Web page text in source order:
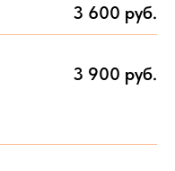
3 600 руб.
3 900 руб.